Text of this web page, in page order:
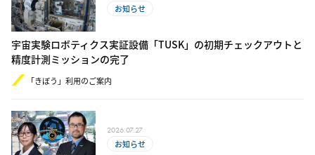
お知らせ
宇宙実験ロボティクス実証設備「TUSK」の初期チェックアウトと
精度計測ミッションの完了
「きぼう」利用のご案内
2026.07.27
お知らせ